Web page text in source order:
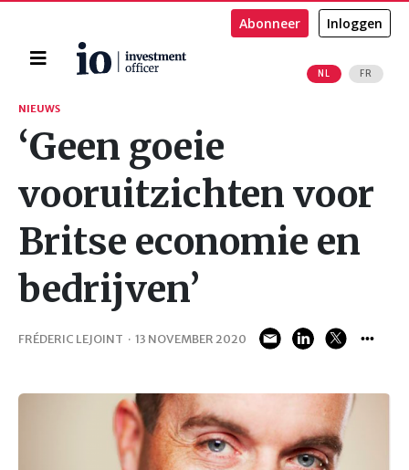
Home
NL FR
Abonneer Inloggen
Zoeken
NIEUWS
‘Geen goeie
vooruitzichten voor
Britse economie en
bedrijven’
FRÉDERIC LEJOINT · 13 NOVEMBER 2020